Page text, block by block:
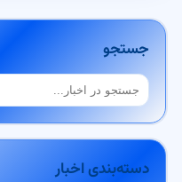
جستجو
جستجو
دسته‌بندی اخبار